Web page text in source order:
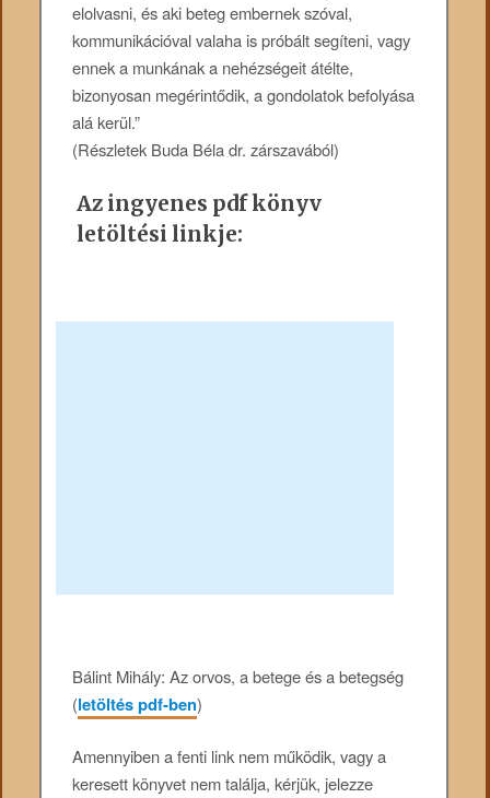
elolvasni, és aki beteg embernek szóval,
kommunikációval valaha is próbált segíteni, vagy
ennek a munkának a nehézségeit átélte,
bizonyosan megérintődik, a gondolatok befolyása
alá kerül.”
(Részletek Buda Béla dr. zárszavából)
Az ingyenes pdf könyv
letöltési linkje:
Bálint Mihály: Az orvos, a betege és a betegség
(letöltés pdf-ben)
Amennyiben a fenti link nem működik, vagy a
keresett könyvet nem találja, kérjük, jelezze